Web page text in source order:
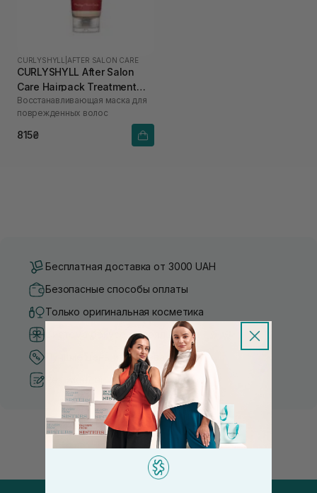
CURLYSHYLL AFTER SALON CARE
CURLYSHYLL After Salon
Care Hairpack Treatment
100 мл
Восстанавливающая маска для
поврежденных волос
815₴
Бесплатная доставка от 3000 UAH
Безопасные способы оплаты
Только оригинальная косметика
Система бонусов и лояльности
Лучшие цены и топ товары
Рекомендации от косметологов